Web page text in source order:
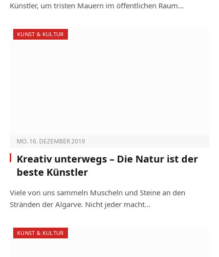
Künstler, um tristen Mauern im öffentlichen Raum…
KUNST & KULTUR
MO. 16. DEZEMBER 2019
Kreativ unterwegs – Die Natur ist der
beste Künstler
Viele von uns sammeln Muscheln und Steine an den
Stränden der Algarve. Nicht jeder macht…
KUNST & KULTUR